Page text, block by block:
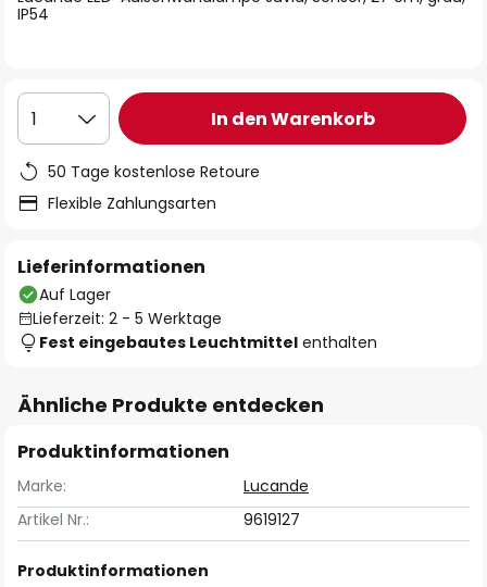
IP54
1 In den Warenkorb
50 Tage kostenlose Retoure
Flexible Zahlungsarten
Lieferinformationen
Auf Lager
Lieferzeit: 2 - 5 Werktage
Fest eingebautes Leuchtmittel enthalten
Ähnliche Produkte entdecken
Produktinformationen
Marke:
Lucande
Artikel Nr.:
9619127
Produktinformationen